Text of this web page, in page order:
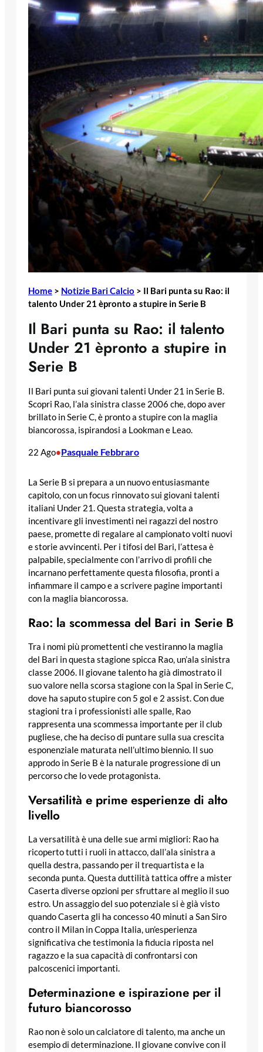
Home > Notizie Bari Calcio > Il Bari punta su Rao: il
talento Under 21 èpronto a stupire in Serie B
Il Bari punta su Rao: il talento
Under 21 èpronto a stupire in
Serie B
Il Bari punta sui giovani talenti Under 21 in Serie B.
Scopri Rao, l’ala sinistra classe 2006 che, dopo aver
brillato in Serie C, è pronto a stupire con la maglia
biancorossa, ispirandosi a Lookman e Leao.
22 Ago•Pasquale Febbraro
La Serie B si prepara a un nuovo entusiasmante
capitolo, con un focus rinnovato sui giovani talenti
italiani Under 21. Questa strategia, volta a
incentivare gli investimenti nei ragazzi del nostro
paese, promette di regalare al campionato volti nuovi
e storie avvincenti. Per i tifosi del Bari, l’attesa è
palpabile, specialmente con l’arrivo di profili che
incarnano perfettamente questa filosofia, pronti a
infiammare il campo e a scrivere pagine importanti
con la maglia biancorossa.
Rao: la scommessa del Bari in Serie B
Tra i nomi più promettenti che vestiranno la maglia
del Bari in questa stagione spicca Rao, un’ala sinistra
classe 2006. Il giovane talento ha già dimostrato il
suo valore nella scorsa stagione con la Spal in Serie C,
dove ha saputo stupire con 5 gol e 2 assist. Con due
stagioni tra i professionisti alle spalle, Rao
rappresenta una scommessa importante per il club
pugliese, che ha deciso di puntare sulla sua crescita
esponenziale maturata nell’ultimo biennio. Il suo
approdo in Serie B è la naturale progressione di un
percorso che lo vede protagonista.
Versatilità e prime esperienze di alto
livello
La versatilità è una delle sue armi migliori: Rao ha
ricoperto tutti i ruoli in attacco, dall’ala sinistra a
quella destra, passando per il trequartista e la
seconda punta. Questa duttilità tattica offre a mister
Caserta diverse opzioni per sfruttare al meglio il suo
estro. Un assaggio del suo potenziale si è già visto
quando Caserta gli ha concesso 40 minuti a San Siro
contro il Milan in Coppa Italia, un’esperienza
significativa che testimonia la fiducia riposta nel
ragazzo e la sua capacità di confrontarsi con
palcoscenici importanti.
Determinazione e ispirazione per il
futuro biancorosso
Rao non è solo un calciatore di talento, ma anche un
esempio di determinazione. Il giovane convive con il